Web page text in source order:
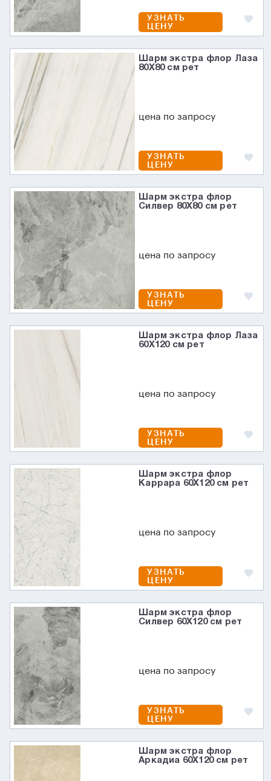
УЗНАТЬ
ЦЕНУ
Шарм экстра флор Лаза
80X80 см рет
цена по запросу
УЗНАТЬ
ЦЕНУ
Шарм экстра флор
Силвер 80X80 см рет
цена по запросу
УЗНАТЬ
ЦЕНУ
Шарм экстра флор Лаза
60X120 см рет
цена по запросу
УЗНАТЬ
ЦЕНУ
Шарм экстра флор
Каррара 60X120 см рет
цена по запросу
УЗНАТЬ
ЦЕНУ
Шарм экстра флор
Силвер 60X120 см рет
цена по запросу
УЗНАТЬ
ЦЕНУ
Шарм экстра флор
Аркадиа 60X120 см рет